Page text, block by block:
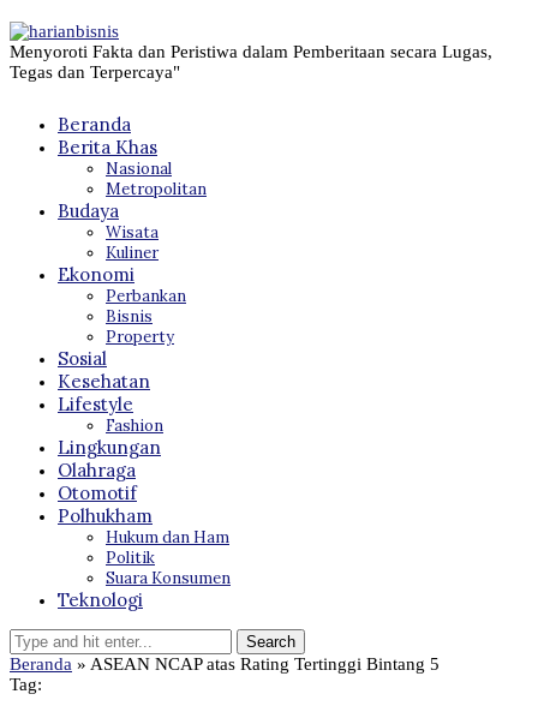
Menyoroti Fakta dan Peristiwa dalam Pemberitaan secara Lugas,
Tegas dan Terpercaya"
Beranda
Berita Khas
Nasional
Metropolitan
Budaya
Wisata
Kuliner
Ekonomi
Perbankan
Bisnis
Property
Sosial
Kesehatan
Lifestyle
Fashion
Lingkungan
Olahraga
Otomotif
Polhukham
Hukum dan Ham
Politik
Suara Konsumen
Teknologi
Beranda » ASEAN NCAP atas Rating Tertinggi Bintang 5
Tag: